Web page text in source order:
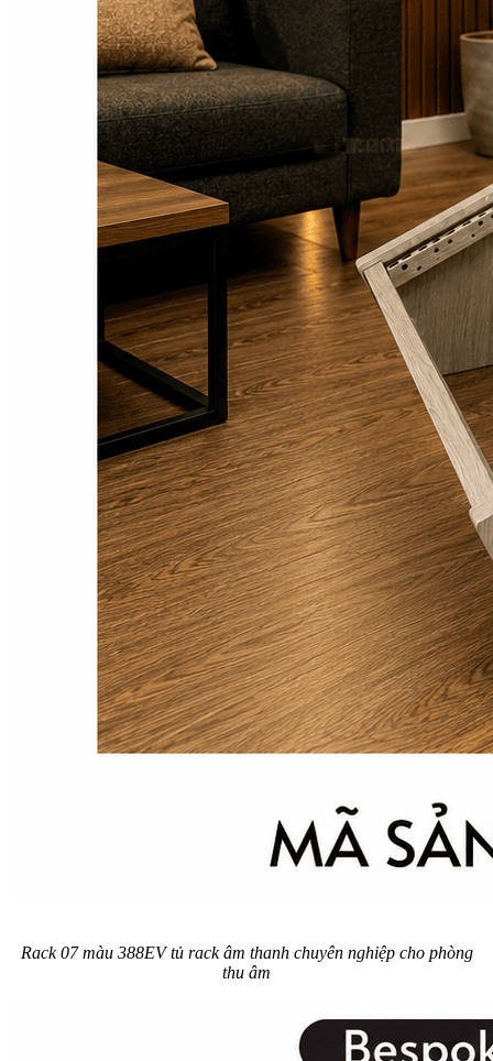
Rack 07 màu 388EV tủ rack âm thanh chuyên nghiệp cho phòng
thu âm